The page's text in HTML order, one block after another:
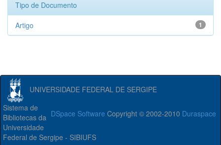
Tipo de Documento
1
Artigo
UNIVERSIDADE FEDERAL DE SERGIPE
DSpace Software Copyright © 2002-2010 Duraspace
Sistema de
Bibliotecas da
Universidade
Federal de Sergipe - SIBIUFS